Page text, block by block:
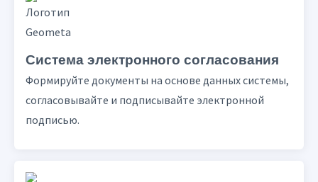
Система электронного согласования
Формируйте документы на основе данных системы,
согласовывайте и подписывайте электронной
подписью.